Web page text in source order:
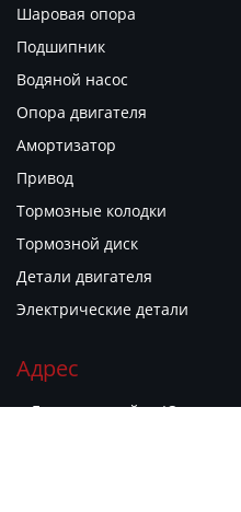
Шаровая опора
Подшипник
Водяной насос
Опора двигателя
Амортизатор
Привод
Тормозные колодки
Тормозной диск
Детали двигателя
Электрические детали
Адрес
г. Гуанчжоу, район Юэсю,